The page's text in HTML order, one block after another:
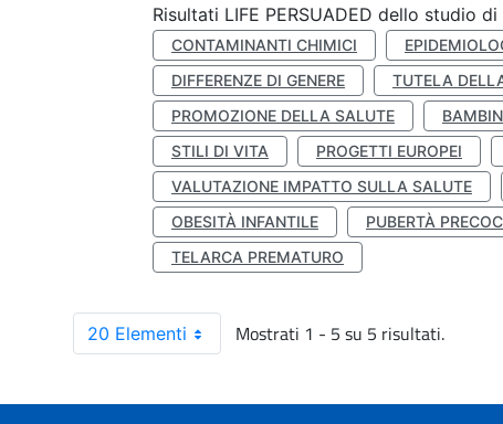
Risultati LIFE PERSUADED dello studio
CONTAMINANTI CHIMICI
DIFFERENZE DI GENERE
TUTELA
PROMOZIONE DELLA SALUTE
STILI DI VITA
PROGETTI EUROPEI
VALUTAZIONE IMPATTO SULLA SALUTE
OBESITÀ INFANTILE
PUBERTÀ
TELARCA PREMATURO
20 Elementi Mostrati 1 - 5 su 5 risultati.